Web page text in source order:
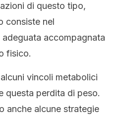
di questo tipo,
consiste nel
accompagnata
fisico.
vincoli metabolici
questa perdita di peso.
anche alcune strategie